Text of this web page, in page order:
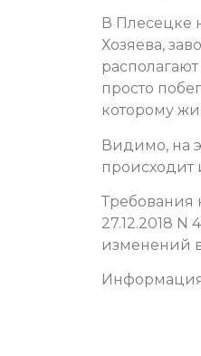
В Плесецке
Хозяева,
просто
которому
Видимо, на
происходит
Требования
27.12.2018
изменений